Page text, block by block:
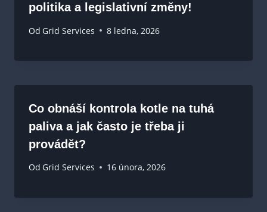
politika a legislativní změny!
Od Grid Services 8 ledna, 2026
Co obnáší kontrola kotle na tuhá
paliva a jak často je třeba ji
provádět?
Od Grid Services 16 února, 2026